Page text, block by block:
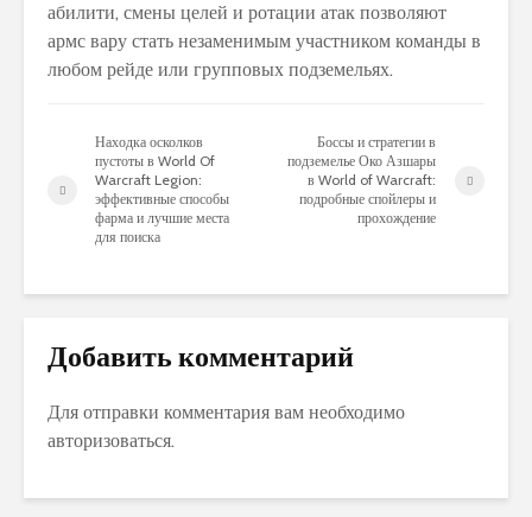
абилити, смены целей и ротации атак позволяют
армс вару стать незаменимым участником команды в
любом рейде или групповых подземельях.
Находка осколков
пустоты в World Of
Warcraft Legion:
эффективные способы
фарма и лучшие места
для поиска
Боссы и стратегии в
подземелье Око Азшары
в World of Warcraft:
подробные спойлеры и
прохождение
Добавить комментарий
Для отправки комментария вам необходимо
авторизоваться.